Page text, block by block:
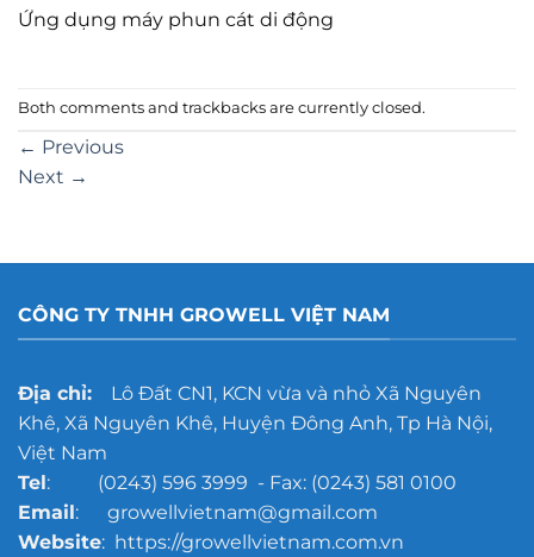
Ứng dụng máy phun cát di động
Both comments and trackbacks are currently closed.
← Previous
Next →
CÔNG TY TNHH GROWELL VIỆT NAM
Địa chỉ:Lô Đất CN1, KCN vừa và nhỏ Xã Nguyên
Khê, Xã Nguyên Khê, Huyện Đông Anh, Tp Hà Nội,
Việt Nam
Tel: (0243) 596 3999 - Fax: (0243) 581 0100
Email: growellvietnam@gmail.com
Website: https://growellvietnam.com.vn